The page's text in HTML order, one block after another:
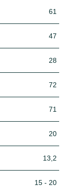
61
47
28
72
71
20
13,2
15 - 20